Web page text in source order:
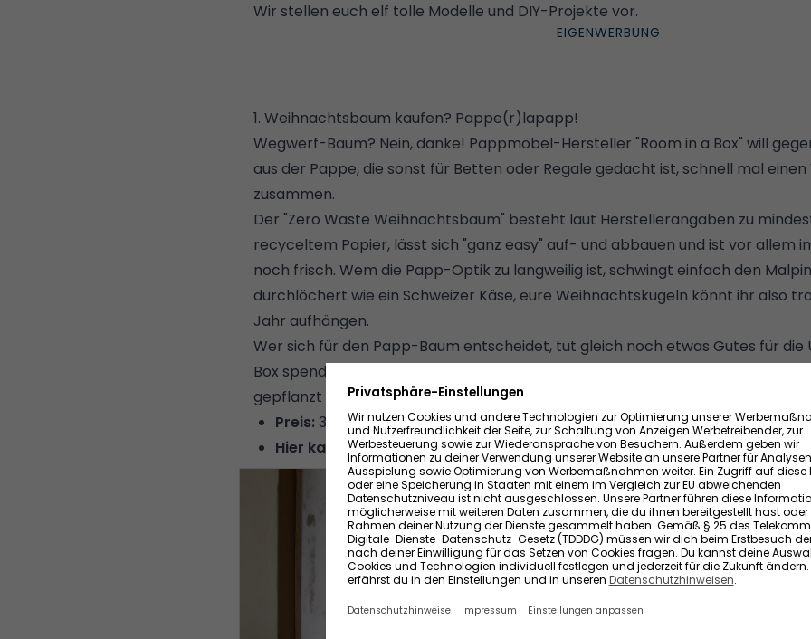
Wir stellen euch elf tolle Modelle und DIY-Projekte vor.
1. Weihnachtsbaum kaufen? Pappe(r)lapapp!
Wegwerf-Baum? Nein, danke! Pappmöbel-Hersteller "Room in a Box" will
aus der Pappe, die sonst für Betten oder Regale gedacht ist, schnell mal
zusammen.
Der "Zero Waste Weihnachtsbaum" besteht laut Herstellerangaben zu
recyceltem Papier, lässt sich "ganz easy" auf- und abbauen und ist vor allem
noch frisch. Wem die Papp-Optik zu langweilig ist, schwingt einfach den
durchlöchert wie ein Schweizer Käse, eure Weihnachtskugeln könnt ihr also
Jahr aufhängen.
Wer sich für den Papp-Baum entscheidet, tut gleich noch etwas Gutes für die
Box spendet pro verkauftem Exemplar einen Baum, der von
gepflanzt wird.
Preis: 32 Euro (Limitierte Kollektion)
Hier kaufen:roominabox.de